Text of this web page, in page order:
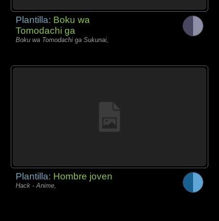
Plantilla: Boku wa
Tomodachi ga
Boku wa Tomodachi ga Sukunai,
Plantilla: Hombre joven
Hack - Anime,